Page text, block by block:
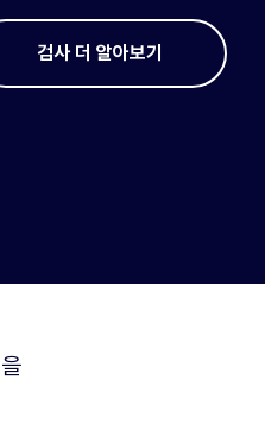
검사 더 알아보기